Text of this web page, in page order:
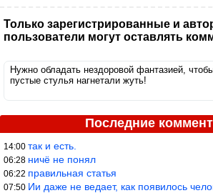
Только зарегистрированные и
пользователи могут оставлять
Нужно обладать нездоровой фантазией,
пустые стулья нагнетали жуть!
Последние
14:00 так и есть.
06:28 ничё не понял
06:22 правильная статья
07:50 Ии даже не ведает, как появилось